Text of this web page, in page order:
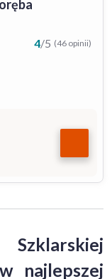
4/5 (46 opinii)
najlepszej